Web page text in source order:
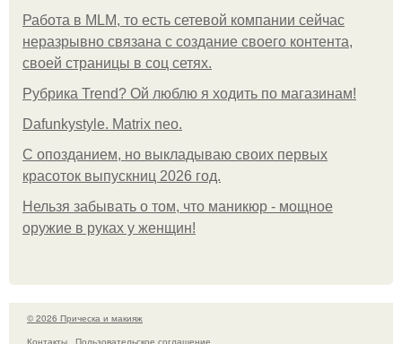
Работа в MLM, то есть сетевой компании сейчас
неразрывно связана с создание своего контента,
своей страницы в соц сетях.
Рубрика Trend? Ой люблю я ходить по магазинам!
Dafunkystyle. Matrix neo.
С опозданием, но выкладываю своих первых
красоток выпускниц 2026 год.
Нельзя забывать о том, что маникюр - мощное
оружие в руках у женщин!
© 2026 Прическа и макияж